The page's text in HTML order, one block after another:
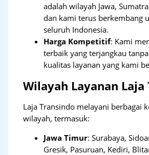
adalah wilayah Jawa,
dan kami terus berkembang
seluruh Indonesia.
Harga Kompetitif: Kami
terbaik yang terjangkau
kualitas layanan yang kami
Wilayah Layanan Laja
Laja Transindo melayani berbagai
wilayah, termasuk:
Jawa Timur:Surabaya,
Gresik, Pasuruan, Kediri,